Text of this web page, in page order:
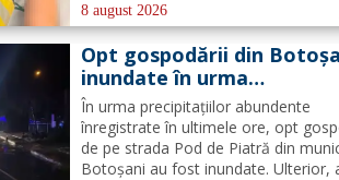
aparatul electrocasnic, iar medicii au
solicitat intervenția salvatorilor.
din cadrul...
8 august 2026
Opt gospodării din
inundate în urma
precipitațiilor abundente
ultimele ore
În urma precipitațiilor abundente
înregistrate în ultimele ore, opt
de pe strada Pod de Piatră din
Botoșani au fost inundate. Ulterior,